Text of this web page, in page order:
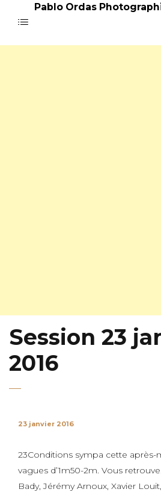
Pablo Ordas
Session 23
2016
23 janvier 2016
23Conditions sympa cette après-
vagues d’1m50-2m. Vous
Bady, Jérémy Arnoux, Xavier